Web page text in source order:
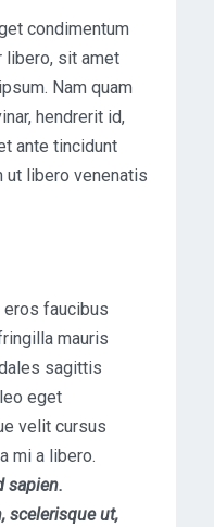
condimentum
libero, sit amet
Nam quam
hendrerit id,
ante tincidunt
ut libero venenatis
eros faucibus
mauris
sagittis
eget
velit cursus
mi a libero.
sapien.
scelerisque ut,